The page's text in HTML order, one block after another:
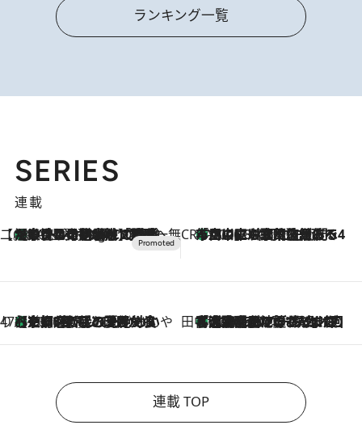
ランキング一覧
SERIES
連載
【CREA×星野リゾート】唯一無二。癒しと発見が待つ場所へ
10 Hours Ago
【トンボの足水浴】ヒノキの香りに包まれて涼感マックス！約13℃の湧水かけ流しを避暑地「星野温泉 トンボの湯」で体験 CREA'S CHOICE
2026.8.7
「立川にも歌舞伎があるんだよ」 片岡仁左衛門・市川中車ら豪華座組みで4年目の立川立飛歌舞伎へ
47都道府県の手みやげ ひんやりスイーツで夏を満喫
2026.8.7
【京都府】この夏絶対食べたい 冷やしておいしいおやつ3選 ひと口目から心を掴む新緑のテリーヌ 田中稲の勝手に再ブーム
2026.8.7
「湘南乃風に憧れて」観客大盛上がりの“タオル回し”に、ラッパー顔負けの高速歌唱まで…さだまさし（74）のアグレッシブすぎる現在地
連載 TOP